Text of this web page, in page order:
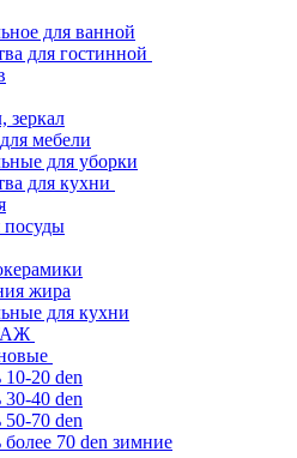
для ванной
для гостинной
зеркал
мебели
для уборки
для кухни
посуды
жира
для кухни
20 den
40 den
70 den
70 den зимние